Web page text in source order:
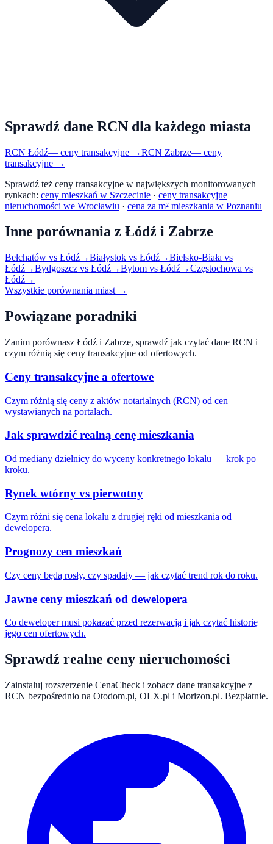
Sprawdź dane RCN dla każdego miasta
RCN Łódź— ceny transakcyjne →RCN Zabrze— ceny
transakcyjne →
Sprawdź też ceny transakcyjne w największych monitorowanych
rynkach: ceny mieszkań w Szczecinie · ceny transakcyjne
nieruchomości we Wrocławiu · cena za m² mieszkania w Poznaniu
Inne porównania z Łódź i Zabrze
Bełchatów vs Łódź→Białystok vs Łódź→Bielsko-Biała vs
Łódź→Bydgoszcz vs Łódź→Bytom vs Łódź→Częstochowa vs
Łódź→
Wszystkie porównania miast →
Powiązane poradniki
Zanim porównasz Łódź i Zabrze, sprawdź jak czytać dane RCN i
czym różnią się ceny transakcyjne od ofertowych.
Ceny transakcyjne a ofertowe
Czym różnią się ceny z aktów notarialnych (RCN) od cen
wystawianych na portalach.
Jak sprawdzić realną cenę mieszkania
Od mediany dzielnicy do wyceny konkretnego lokalu — krok po
kroku.
Rynek wtórny vs pierwotny
Czym różni się cena lokalu z drugiej ręki od mieszkania od
dewelopera.
Prognozy cen mieszkań
Czy ceny będą rosły, czy spadały — jak czytać trend rok do roku.
Jawne ceny mieszkań od dewelopera
Co deweloper musi pokazać przed rezerwacją i jak czytać historię
jego cen ofertowych.
Sprawdź realne ceny nieruchomości
Zainstaluj rozszerzenie CenaCheck i zobacz dane transakcyjne z
RCN bezpośrednio na Otodom.pl, OLX.pl i Morizon.pl. Bezpłatnie.